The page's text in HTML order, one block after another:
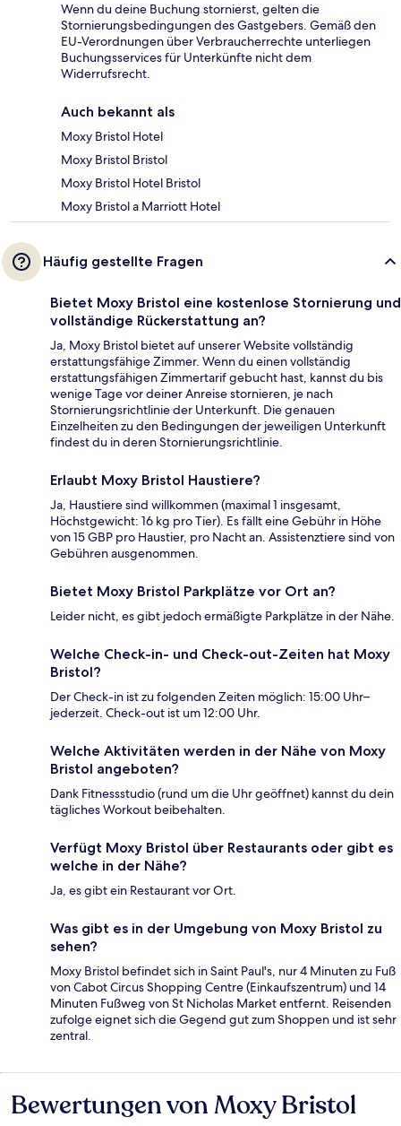
Wenn du deine Buchung stornierst, gelten die
Stornierungsbedingungen des Gastgebers. Gemäß den
EU-Verordnungen über Verbraucherrechte unterliegen
Buchungsservices für Unterkünfte nicht dem
Widerrufsrecht.
Auch bekannt als
Moxy Bristol Hotel
Moxy Bristol Bristol
Moxy Bristol Hotel Bristol
Moxy Bristol a Marriott Hotel
Häufig gestellte Fragen
Bietet Moxy Bristol eine kostenlose Stornierung und
vollständige Rückerstattung an?
Ja, Moxy Bristol bietet auf unserer Website vollständig
erstattungsfähige Zimmer. Wenn du einen vollständig
erstattungsfähigen Zimmertarif gebucht hast, kannst du bis
wenige Tage vor deiner Anreise stornieren, je nach
Stornierungsrichtlinie der Unterkunft. Die genauen
Einzelheiten zu den Bedingungen der jeweiligen Unterkunft
findest du in deren Stornierungsrichtlinie.
Erlaubt Moxy Bristol Haustiere?
Ja, Haustiere sind willkommen (maximal 1 insgesamt,
Höchstgewicht: 16 kg pro Tier). Es fällt eine Gebühr in Höhe
von 15 GBP pro Haustier, pro Nacht an. Assistenztiere sind von
Gebühren ausgenommen.
Bietet Moxy Bristol Parkplätze vor Ort an?
Leider nicht, es gibt jedoch ermäßigte Parkplätze in der Nähe.
Welche Check-in- und Check-out-Zeiten hat Moxy
Bristol?
Der Check-in ist zu folgenden Zeiten möglich: 15:00 Uhr–
jederzeit. Check-out ist um 12:00 Uhr.
Welche Aktivitäten werden in der Nähe von Moxy
Bristol angeboten?
Dank Fitnessstudio (rund um die Uhr geöffnet) kannst du dein
tägliches Workout beibehalten.
Verfügt Moxy Bristol über Restaurants oder gibt es
welche in der Nähe?
Ja, es gibt ein Restaurant vor Ort.
Was gibt es in der Umgebung von Moxy Bristol zu
sehen?
Moxy Bristol befindet sich in Saint Paul's, nur 4 Minuten zu Fuß
von Cabot Circus Shopping Centre (Einkaufszentrum) und 14
Minuten Fußweg von St Nicholas Market entfernt. Reisenden
zufolge eignet sich die Gegend gut zum Shoppen und ist sehr
zentral.
Bewertungen
Bewertungen von Moxy Bristol